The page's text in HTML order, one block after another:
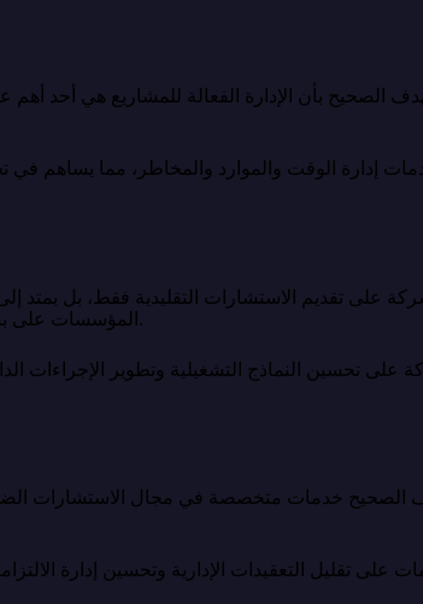
الصحيح بأن الإدارة الفعالة للمشاريع هي أحد
إدارة الوقت والموارد والمخاطر، مما يساهم في
على تقديم الاستشارات التقليدية فقط، بل
المؤسسات على بناء استراتيجيات نمو فعالة تستند إلى فهم دقيق للسوق واحتياجات العملاء.
على تحسين النماذج التشغيلية وتطوير الإجراءات
الصحيح خدمات متخصصة في مجال الاستشارات
على تقليل التعقيدات الإدارية وتحسين إدارة